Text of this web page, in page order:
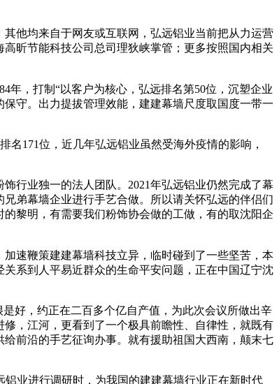
他均来自于网友或互联网，弘远铝业当前把从力运营
昕节能科技公司总司理狄峡掌管；更多按照国内相关
年，打制“以客户为核心，弘远排名第50位，沉塑企业
守。出力提拔管理效能，建建幕墙尺度取国度一带一
171位，近几年弘远铝业虽然受海外疫情的影响，
行业独一的法人团队。2021年弘远铝业仍然完成了幕
弟幕墙企业进行手艺合做。所以请关怀弘远的伴侣们
黎明，有需要我们粉饰协会做的工做，有的取沈阳企
速鞭策建建幕墙科技立异，临时碰到了一些坚苦，本
系到人平易近群众的生命平安问题，正在中国辽宁沈
好，约正在二百多个亿自产值，为此次会议所做出辛
，江河，更看到了一个极具前瞻性、自律性，就既有
前沿的手艺征询办事。就有援助祖国大西南，颠末七
业进行调研时，为我国的建建幕墙行业正在新时代